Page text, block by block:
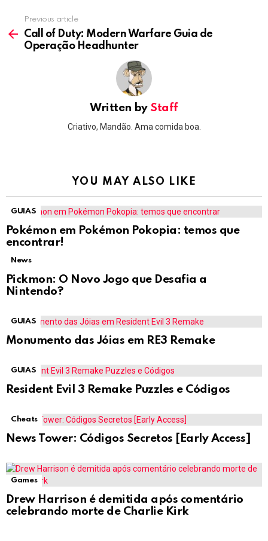
more
Previous article
Call of Duty: Modern Warfare Guia de
Operação Headhunter
Written by Staff
Criativo, Mandão. Ama comida boa.
YOU MAY ALSO LIKE
GUIAS
Pokémon em Pokémon Pokopia: temos que
encontrar!
News
Pickmon: O Novo Jogo que Desafia a
Nintendo?
GUIAS
Monumento das Jóias em RE3 Remake
GUIAS
Resident Evil 3 Remake Puzzles e Códigos
Cheats
News Tower: Códigos Secretos [Early Access]
Games
Drew Harrison é demitida após comentário
celebrando morte de Charlie Kirk